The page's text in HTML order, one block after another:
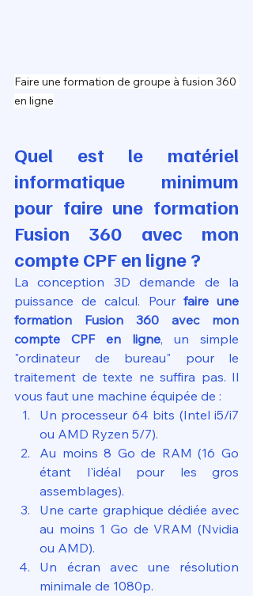
Faire une formation de groupe à fusion 360
en ligne
Quel est le matériel
informatique minimum
pour faire une formation
Fusion 360 avec mon
compte CPF en ligne ?
La conception 3D demande de la
puissance de calcul. Pour faire une
formation Fusion 360 avec mon
compte CPF en ligne, un simple
"ordinateur de bureau" pour le
traitement de texte ne suffira pas. Il
vous faut une machine équipée de :
Un processeur 64 bits (Intel i5/i7
ou AMD Ryzen 5/7).
Au moins 8 Go de RAM (16 Go
étant l'idéal pour les gros
assemblages).
Une carte graphique dédiée avec
au moins 1 Go de VRAM (Nvidia
ou AMD).
Un écran avec une résolution
minimale de 1080p.